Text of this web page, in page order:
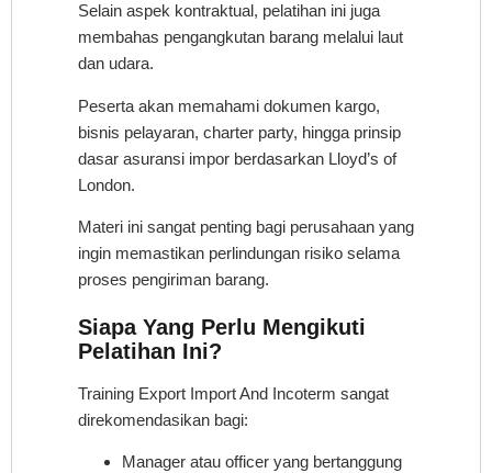
Selain aspek kontraktual, pelatihan ini juga
membahas pengangkutan barang melalui laut
dan udara.
Peserta akan memahami dokumen kargo,
bisnis pelayaran, charter party, hingga prinsip
dasar asuransi impor berdasarkan Lloyd’s of
London.
Materi ini sangat penting bagi perusahaan yang
ingin memastikan perlindungan risiko selama
proses pengiriman barang.
Siapa Yang Perlu Mengikuti
Pelatihan Ini?
Training Export Import And Incoterm sangat
direkomendasikan bagi:
Manager atau officer yang bertanggung